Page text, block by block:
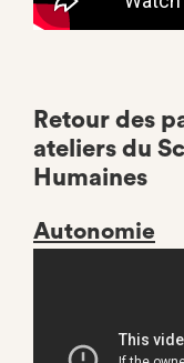
Retour des
ateliers du
Humaines
Autonomie